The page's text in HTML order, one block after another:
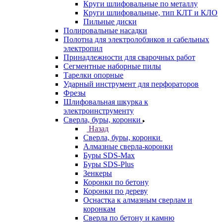
Круги шлифовальные по металлу
Круги шлифовальные, тип КЛТ и КЛО
Пильные диски
Полировальные насадки
Полотна для электролобзиков и сабельных
электропил
Принадлежности для сварочных работ
Сегментные наборные пилы
Тарелки опорные
Ударный инструмент для перфораторов
Фрезы
Шлифовальная шкурка к
электроинструменту
Сверла, буры, коронки
Назад
Сверла, буры, коронки
Алмазные сверла-коронки
Буры SDS-Max
Буры SDS-Plus
Зенкеры
Коронки по бетону
Коронки по дереву
Оснастка к алмазным сверлам и
коронкам
Сверла по бетону и камню